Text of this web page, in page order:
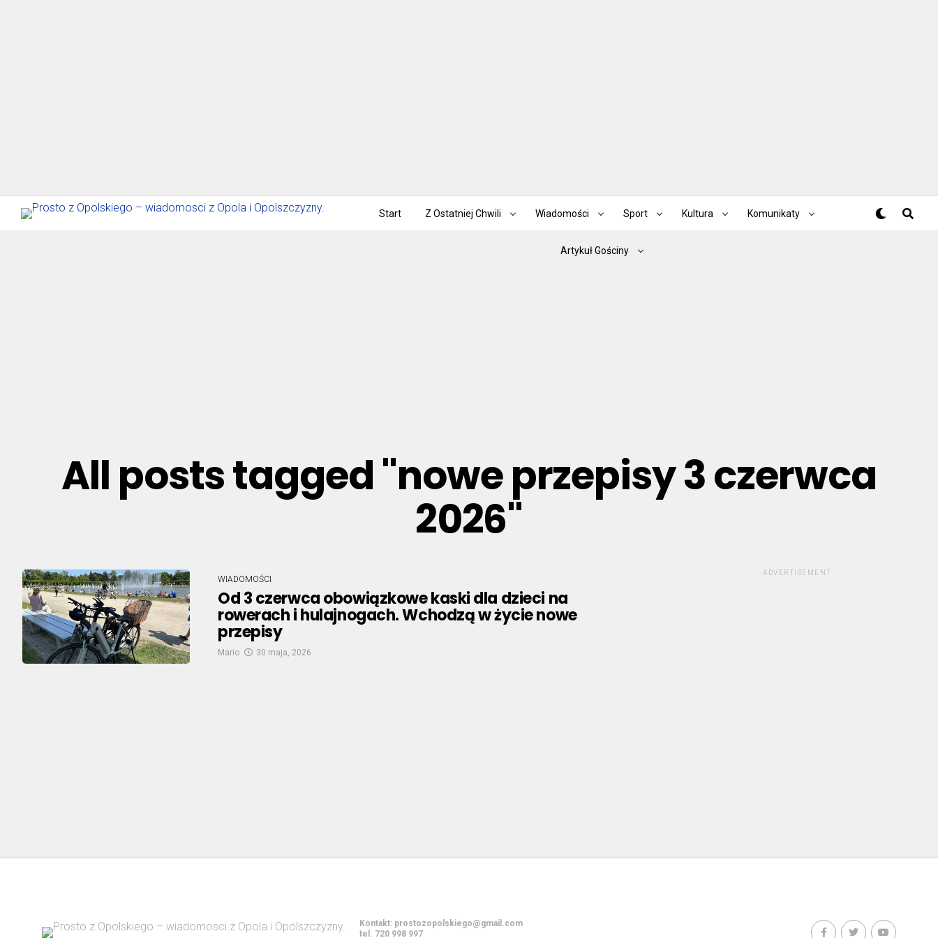
Start Z Ostatniej Chwili Wiadomości Sport Kultura Komunikaty
Artykuł Gościny
All posts tagged "nowe przepisy 3 czerwca
2026"
WIADOMOŚCI
Od 3 czerwca obowiązkowe kaski dla dzieci na
rowerach i hulajnogach. Wchodzą w życie nowe
przepisy
Mario 30 maja, 2026
ADVERTISEMENT
Kontakt: prostozopolskiego@gmail.com
tel. 720 998 997